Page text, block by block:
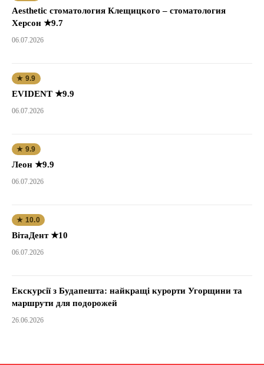
Aesthetic стоматология Клещицкого – стоматология
Херсон ★9.7
06.07.2026
★ 9.9
EVIDENT ★9.9
06.07.2026
★ 9.9
Леон ★9.9
06.07.2026
★ 10.0
ВітаДент ★10
06.07.2026
Екскурсії з Будапешта: найкращі курорти Угорщини та
маршрути для подорожей
26.06.2026